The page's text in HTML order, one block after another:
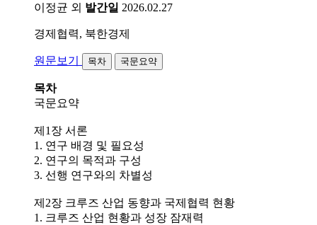
이정균 외 발간일 2026.02.27
경제협력, 북한경제
원문보기 목차 국문요약
목차
국문요약
제1장 서론
1. 연구 배경 및 필요성
2. 연구의 목적과 구성
3. 선행 연구와의 차별성
제2장 크루즈 산업 동향과 국제협력 현황
1. 크루즈 산업 현황과 성장 잠재력